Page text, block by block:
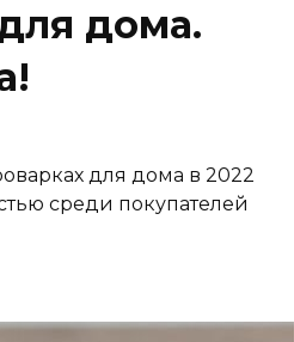
дома.
для дома в 2022
среди покупателей